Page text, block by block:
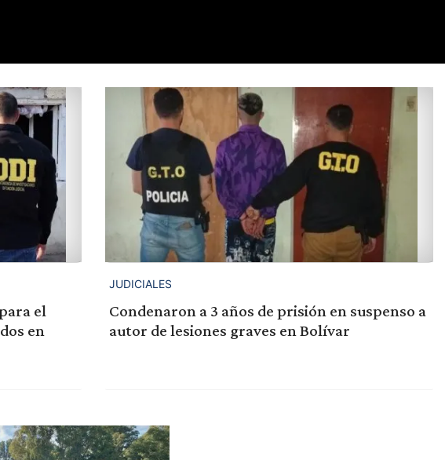
el
en
JUDICIALES
Condenaron a 3 años de prisión en suspenso a
autor de lesiones graves en Bolívar